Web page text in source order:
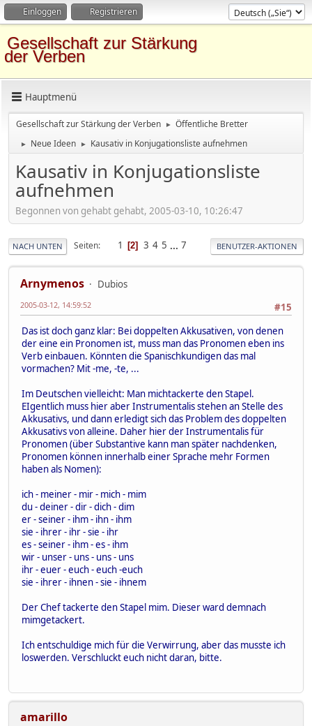
Einloggen Registrieren
Gesellschaft zur Stärkung
der Verben
Hauptmenü
Gesellschaft zur Stärkung der Verben ► Öffentliche Bretter
► Neue Ideen ► Kausativ in Konjugationsliste aufnehmen
Kausativ in Konjugationsliste
aufnehmen
Begonnen von gehabt gehabt, 2005-03-10, 10:26:47
NACH UNTEN Seiten 1 2 3 4 5 ... 7 BENUTZER-AKTIONEN
Arnymenos
Dubios
#15
2005-03-12, 14:59:52
Das ist doch ganz klar: Bei doppelten Akkusativen, von denen
der eine ein Pronomen ist, muss man das Pronomen eben ins
Verb einbauen. Könnten die Spanischkundigen das mal
vormachen? Mit -me, -te, ...
Im Deutschen vielleicht: Man michtackerte den Stapel.
EIgentlich muss hier aber Instrumentalis stehen an Stelle des
Akkusativs, und dann erledigt sich das Problem des doppelten
Akkusativs von alleine. Daher hier der Instrumentalis für
Pronomen (über Substantive kann man später nachdenken,
Pronomen können innerhalb einer Sprache mehr Formen
haben als Nomen):
ich - meiner - mir - mich - mim
du - deiner - dir - dich - dim
er - seiner - ihm - ihn - ihm
sie - ihrer - ihr - sie - ihr
es - seiner - ihm - es - ihm
wir - unser - uns - uns - uns
ihr - euer - euch - euch -euch
sie - ihrer - ihnen - sie - ihnem
Der Chef tackerte den Stapel mim. Dieser ward demnach
mimgetackert.
Ich entschuldige mich für die Verwirrung, aber das musste ich
loswerden. Verschluckt euch nicht daran, bitte.
amarillo